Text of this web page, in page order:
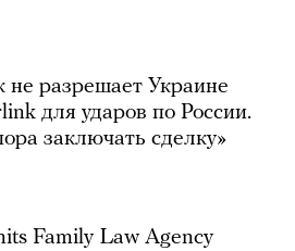
разрешает Украине
для ударов по России.
заключать сделку»
Family Law Agency